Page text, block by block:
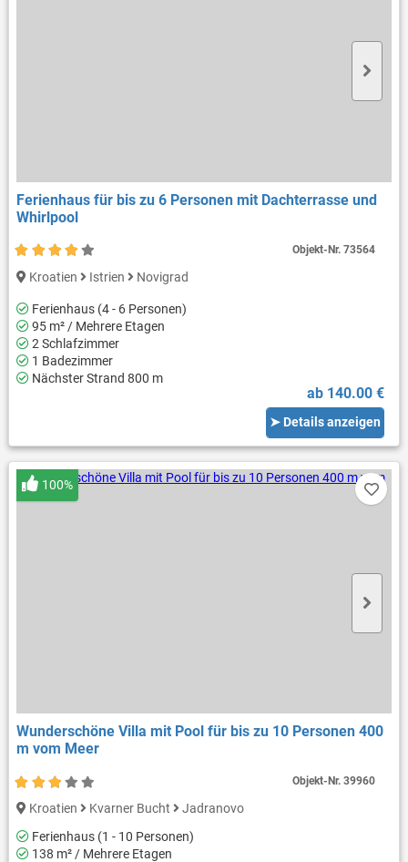
Ferienhaus für bis zu 6 Personen mit Dachterrasse und
Whirlpool
Kroatien Istrien Novigrad
Ferienhaus (4 - 6 Personen)
95 m² / Mehrere Etagen
2 Schlafzimmer
1 Badezimmer
Nächster Strand 800 m
ab 140.00 €
➤ Details anzeigen
Objekt-Nr.73564
Wunderschöne Villa mit Pool für bis zu 10 Personen 400
m vom Meer
100%
Kroatien Kvarner Bucht
Jadranovo
Ferienhaus (1 - 10 Personen)
138 m² / Mehrere Etagen
Objekt-Nr.39960